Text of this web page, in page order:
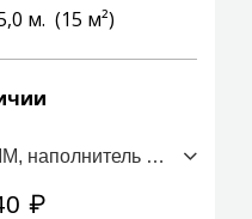
м. (15 м²)
ТОЛЩИНА СТЕН 150 ММ, наполнитель ПСБС (стоимость за 1м2)
₽